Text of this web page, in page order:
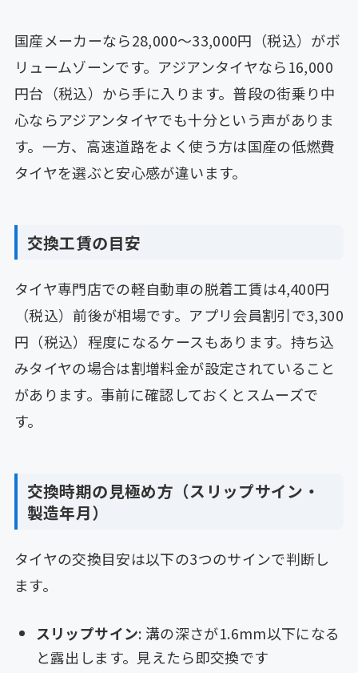
国産メーカーなら28,000〜33,000円（税込）がボ
リュームゾーンです。アジアンタイヤなら16,000
円台（税込）から手に入ります。普段の街乗り中
心ならアジアンタイヤでも十分という声がありま
す。一方、高速道路をよく使う方は国産の低燃費
タイヤを選ぶと安心感が違います。
交換工賃の目安
タイヤ専門店での軽自動車の脱着工賃は4,400円
（税込）前後が相場です。アプリ会員割引で3,300
円（税込）程度になるケースもあります。持ち込
みタイヤの場合は割増料金が設定されていること
があります。事前に確認しておくとスムーズで
す。
交換時期の見極め方（スリップサイン・
製造年月）
タイヤの交換目安は以下の3つのサインで判断し
ます。
スリップサイン: 溝の深さが1.6mm以下になる
と露出します。見えたら即交換です